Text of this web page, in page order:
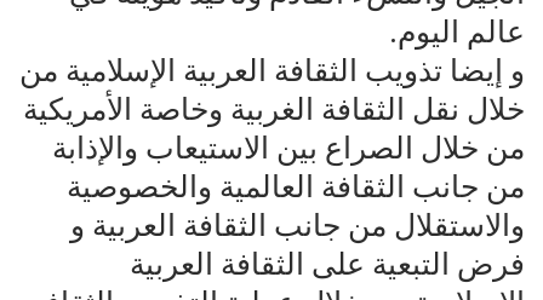
عالم اليوم.
و إيضا تذويب الثقافة العربية الإسلامية من
خلال نقل الثقافة الغربية وخاصة الأمريكية
من خلال الصراع بين الاستيعاب والإذابة
من جانب الثقافة العالمية والخصوصية
والاستقلال من جانب الثقافة العربية و
فرض التبعية على الثقافة العربية